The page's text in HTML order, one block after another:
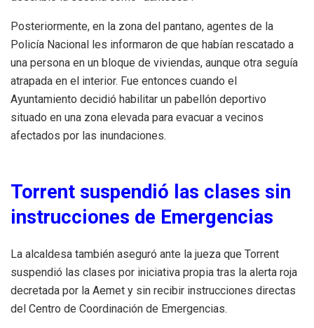
Posteriormente, en la zona del pantano, agentes de la
Policía Nacional les informaron de que habían rescatado a
una persona en un bloque de viviendas, aunque otra seguía
atrapada en el interior. Fue entonces cuando el
Ayuntamiento decidió habilitar un pabellón deportivo
situado en una zona elevada para evacuar a vecinos
afectados por las inundaciones.
Torrent suspendió las clases sin
instrucciones de Emergencias
La alcaldesa también aseguró ante la jueza que Torrent
suspendió las clases por iniciativa propia tras la alerta roja
decretada por la Aemet y sin recibir instrucciones directas
del Centro de Coordinación de Emergencias.